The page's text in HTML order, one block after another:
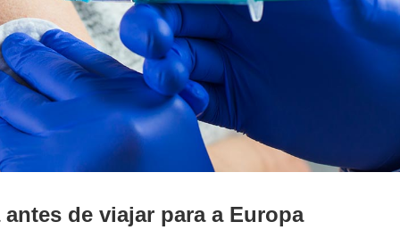
de viajar para a Europa